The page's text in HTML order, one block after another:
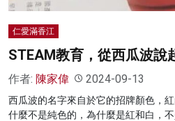
仁愛滿香江
STEAM教育，從西瓜波說
作者: 陳家偉 2024-09-13
西瓜波的名字來自於它的招牌顏色，
什麼不是純色的，為什麼是紅和白，